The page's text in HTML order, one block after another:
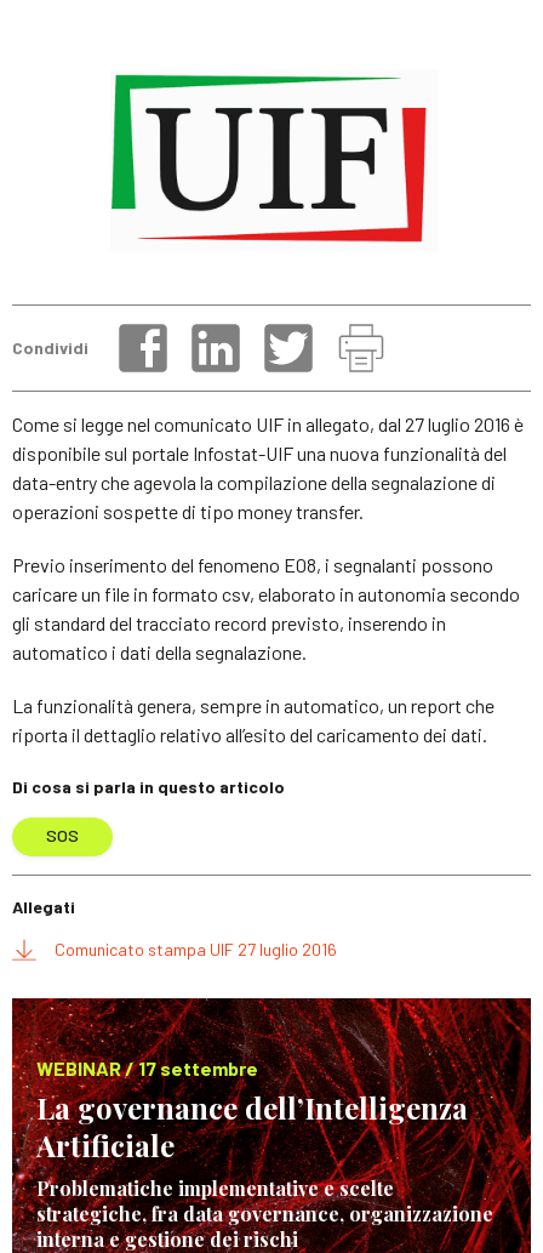
Condividi
Come si legge nel comunicato UIF in allegato, dal 27 luglio 2016 è
disponibile sul portale Infostat-UIF una nuova funzionalità del
data-entry che agevola la compilazione della segnalazione di
operazioni sospette di tipo money transfer.
Previo inserimento del fenomeno E08, i segnalanti possono
caricare un file in formato csv, elaborato in autonomia secondo
gli standard del tracciato record previsto, inserendo in
automatico i dati della segnalazione.
La funzionalità genera, sempre in automatico, un report che
riporta il dettaglio relativo all’esito del caricamento dei dati.
Di cosa si parla in questo articolo
SOS
Allegati
Comunicato stampa UIF 27 luglio 2016
WEBINAR / 17 settembre
La governance dell’Intelligenza
Artificiale
Problematiche implementative e scelte
strategiche, fra data governance, organizzazione
interna e gestione dei rischi